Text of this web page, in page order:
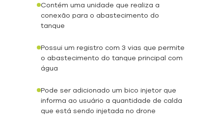
Contém uma unidade que realiza a
conexão para o abastecimento do
tanque
Possui um registro com 3 vias que permite
o abastecimento do tanque principal com
água
Pode ser adicionado um bico injetor que
informa ao usuário a quantidade de calda
que está sendo injetada no drone